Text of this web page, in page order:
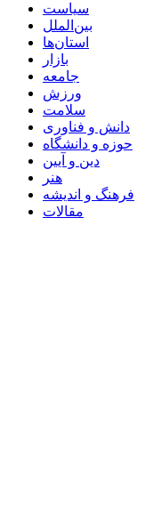
سیاست
بین‌الملل
استان‌ها
بازار
جامعه
ورزش
سلامت
دانش و فناوری
حوزه و دانشگاه
دین و آیین
هنر
فرهنگ و اندیشه
مقالات